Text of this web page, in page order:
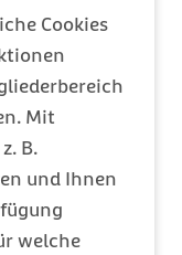
Cookies
Mit
B.
und Ihnen
welche
noch
und
jedoch
eventuelle